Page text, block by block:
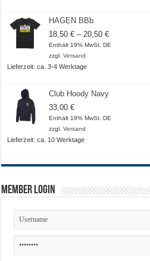
HAGEN BBb
18,50€ – 20,50€Preisspanne:
18,50 €
Enthält 19% MwSt. DE
zzgl.Versand
Lieferzeit: ca. 3-4 Werktage
Club Hoody Navy
33,00€
Enthält 19% MwSt. DE
zzgl.Versand
Lieferzeit: ca. 10 Werktage
Member Login